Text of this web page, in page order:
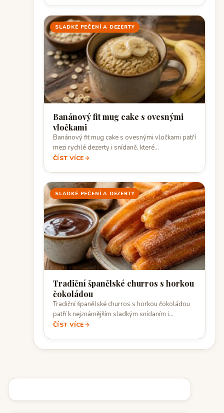
SLADKÉ PEČENÍ A DEZERTY
Banánový fit mug cake s ovesnými
vločkami
Banánový fit mug cake s ovesnými vločkami patří
mezi rychlé dezerty i snídaně, které…
ČÍST VÍCE
SLADKÉ PEČENÍ A DEZERTY
Tradiční španělské churros s horkou
čokoládou
Tradiční španělské churros s horkou čokoládou
patří k nejznámějším sladkým snídaním i
večerním dezertům…
ČÍST VÍCE